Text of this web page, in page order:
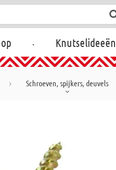
. Knutselideeën
Schroeven, spijkers, deuvels